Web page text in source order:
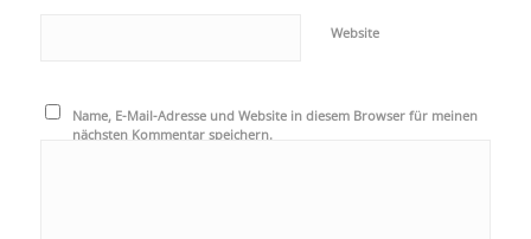
Website
Name, E-Mail-Adresse und Website in diesem Browser für meinen
nächsten Kommentar speichern.